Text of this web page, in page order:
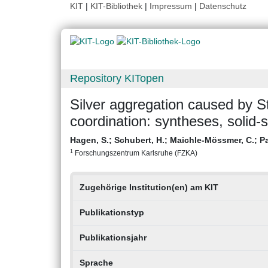
KIT | KIT-Bibliothek | Impressum | Datenschutz
Repository KITopen
Silver aggregation caused by
coordination: syntheses,
Hagen, S.; Schubert, H.; Maichle-Mössmer, C.;
1 Forschungszentrum Karlsruhe (FZKA)
Zugehörige Institution(en) am KIT
Publikationstyp
Publikationsjahr
Sprache